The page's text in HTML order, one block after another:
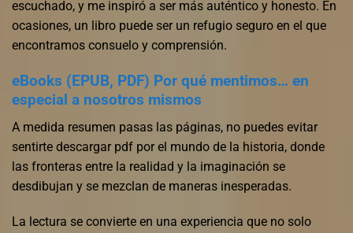
escuchado, y me inspiró a ser más auténtico y honesto. En
ocasiones, un libro puede ser un refugio seguro en el que
encontramos consuelo y comprensión.
eBooks (EPUB, PDF) Por qué mentimos… en
especial a nosotros mismos
A medida resumen pasas las páginas, no puedes evitar
sentirte descargar pdf por el mundo de la historia, donde
las fronteras entre la realidad y la imaginación se
desdibujan y se mezclan de maneras inesperadas.
La lectura se convierte en una experiencia que no solo